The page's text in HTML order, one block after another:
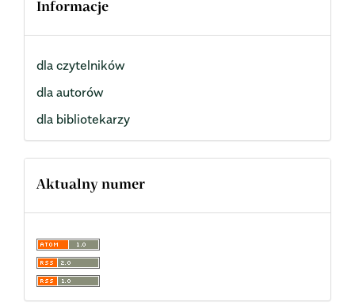
Informacje
dla czytelników
dla autorów
dla bibliotekarzy
Aktualny numer